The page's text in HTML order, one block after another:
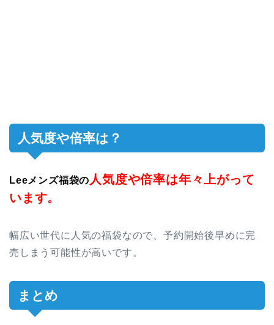
人気度や倍率は？
Leeメンズ福袋の 人気度や倍率は年々上がって
います。
幅広い世代に人気の福袋なので、予約開始後早めに完
売しまう可能性が高いです。
まとめ